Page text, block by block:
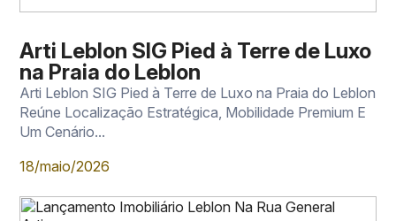
Arti Leblon SIG Pied à Terre de Luxo
na Praia do Leblon
Arti Leblon SIG Pied à Terre de Luxo na Praia do Leblon
Reúne Localização Estratégica, Mobilidade Premium E
Um Cenário...
18/maio/2026